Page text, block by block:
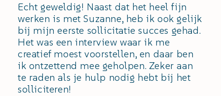
Echt geweldig! Naast dat het heel fijn
werken is met Suzanne, heb ik ook gelijk
bij mijn eerste sollicitatie succes gehad.
Het was een interview waar ik me
creatief moest voorstellen, en daar ben
ik ontzettend mee geholpen. Zeker aan
te raden als je hulp nodig hebt bij het
solliciteren!